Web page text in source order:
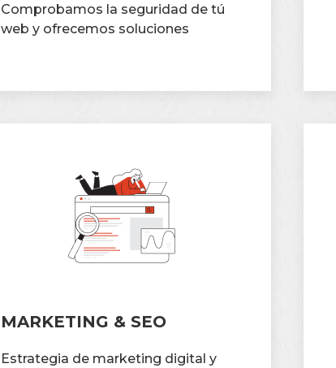
Comprobamos la seguridad de tú
web y ofrecemos soluciones
MARKETING & SEO
Estrategia de marketing digital y